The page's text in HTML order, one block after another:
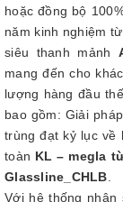
hoặc đồng bộ
năm kinh nghiệm
siêu thanh mảnh
mang đến cho
lượng hàng đầu
bao gồm: Giải pháp
trùng đạt kỷ lục về
toàn KL – megla
Glassline_CHLB
Với hệ thống nhân